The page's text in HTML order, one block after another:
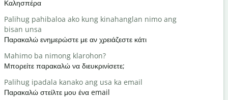
Καλησπέρα
Palihug pahibaloa ako kung kinahanglan nimo ang
bisan unsa
Παρακαλώ ενημερώστε με αν χρειάζεστε κάτι
Mahimo ba nimong klarohon?
Μπορείτε παρακαλώ να διευκρινίσετε;
Palihug ipadala kanako ang usa ka email
Παρακαλώ στείλτε μου ένα email